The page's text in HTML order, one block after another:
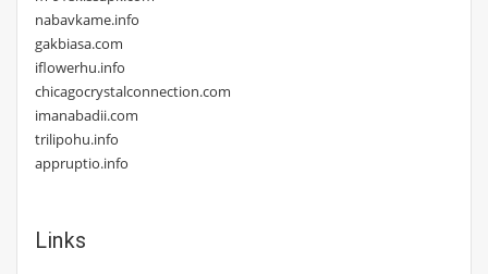
nabavkame.info
gakbiasa.com
iflowerhu.info
chicagocrystalconnection.com
imanabadii.com
trilipohu.info
appruptio.info
Links